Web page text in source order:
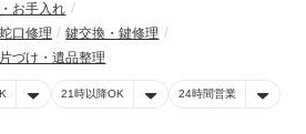
お手入れ
口修理
鍵交換・鍵修理
片づけ・遺品整理
21時以降OK 24時間営業